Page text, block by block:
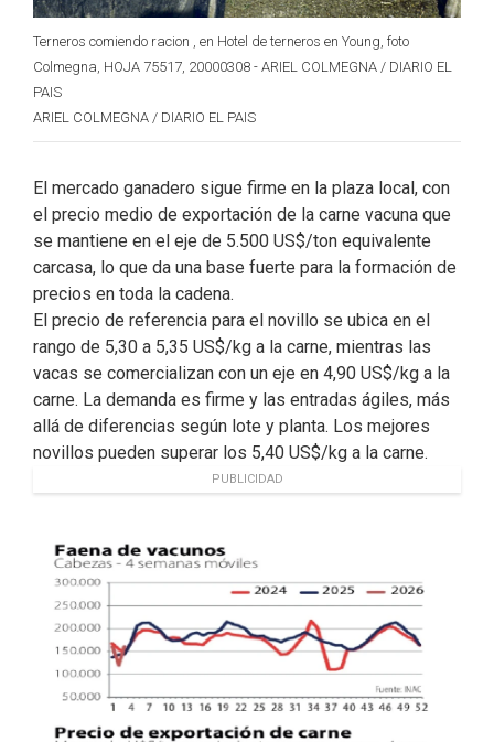
Terneros comiendo racion , en Hotel de terneros en Young, foto
Colmegna, HOJA 75517, 20000308 - ARIEL COLMEGNA / DIARIO EL
PAIS
ARIEL COLMEGNA / DIARIO EL PAIS
El mercado ganadero sigue firme en la plaza local, con
el precio medio de exportación de la carne vacuna que
se mantiene en el eje de 5.500 US$/ton equivalente
carcasa, lo que da una base fuerte para la formación de
precios en toda la cadena.
El precio de referencia para el novillo se ubica en el
rango de 5,30 a 5,35 US$/kg a la carne, mientras las
vacas se comercializan con un eje en 4,90 US$/kg a la
carne. La demanda es firme y las entradas ágiles, más
allá de diferencias según lote y planta. Los mejores
novillos pueden superar los 5,40 US$/kg a la carne.
PUBLICIDAD